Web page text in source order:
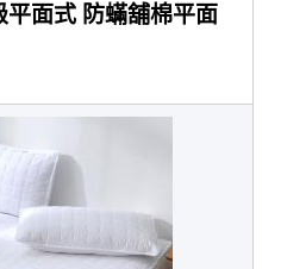
面式 防蟎舖棉平面